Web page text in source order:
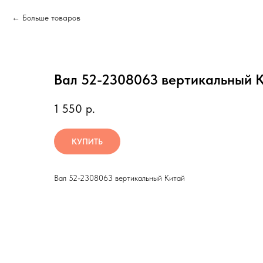
Больше товаров
Вал 52-2308063 вертикальный
1 550 р.
КУПИТЬ
Вал 52-2308063 вертикальный Китай